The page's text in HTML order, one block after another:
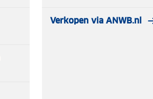
Verkopen via ANWB.nl